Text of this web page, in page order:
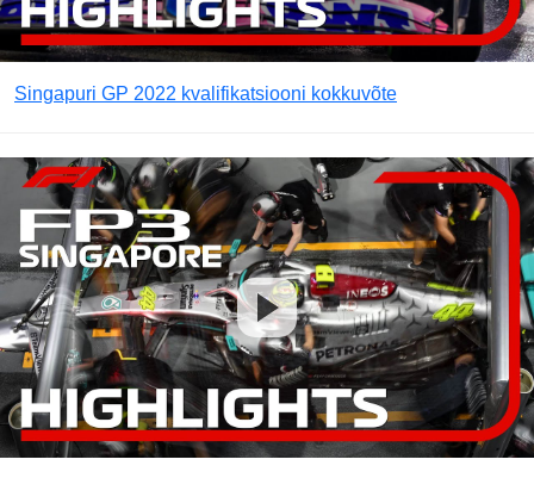
Singapuri GP 2022 kvalifikatsiooni kokkuvõte